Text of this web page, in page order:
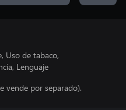
Uso de tabaco,
Lenguaje
vende por separado).